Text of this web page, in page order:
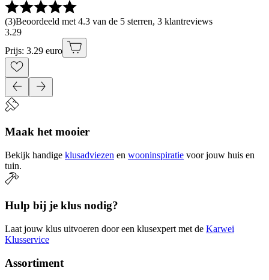
(3)Beoordeeld met 4.3 van de 5 sterren, 3 klantreviews
3.29
Prijs: 3.29 euro
Maak het mooier
Bekijk handige klusadviezen en wooninspiratie voor jouw huis en
tuin.
Hulp bij je klus nodig?
Laat jouw klus uitvoeren door een klusexpert met de Karwei
Klusservice
Assortiment